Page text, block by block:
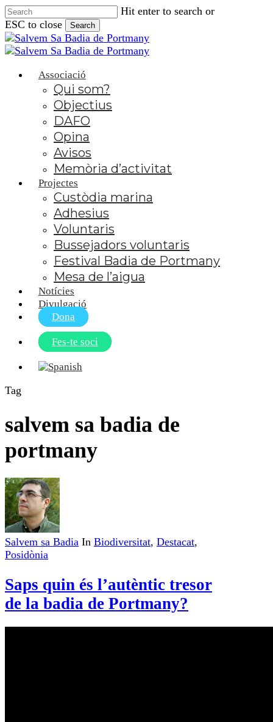
Skip
to
main
content
Hit enter to search or
ESC to close
Search
Close
Search
Associació
Qui som?
Objectius
DAFO
Opina
Avisos
Memòria d’activitat
Projectes
Custòdia marina
Adhesius
Voluntaris
Bussejadors voluntaris
Festival Badia de Portmany
Mesa de l’aigua
Notícies
Divulgació
Dona
Fes-te soci
Tag
salvem sa badia de
portmany
Salvem sa Badia In Biodiversitat, Destacat,
Posidònia
Saps quin és l’autèntic tresor
de la badia de Portmany?